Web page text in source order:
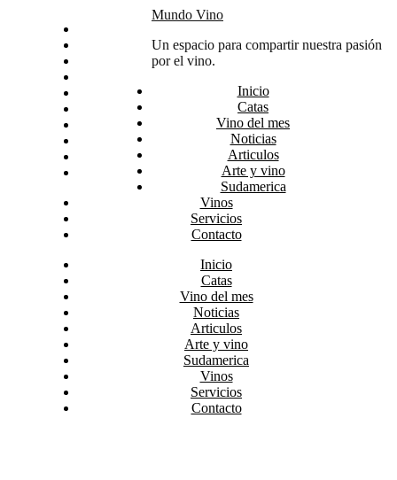
Arte y vino
Sudamerica
Mundo Vino
Un espacio para compartir nuestra pasión
por el vino.
Inicio
Catas
Vino del mes
Noticias
Articulos
Arte y vino
Sudamerica
Vinos
Servicios
Contacto
Inicio
Catas
Vino del mes
Noticias
Articulos
Arte y vino
Sudamerica
Vinos
Servicios
Contacto